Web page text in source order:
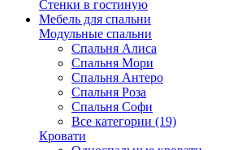
Стенки в гостиную
Мебель для спальни
Модульные спальни
Спальня Алиса
Спальня Мори
Спальня Антеро
Спальня Роза
Спальня Софи
Все категории (19)
Кровати